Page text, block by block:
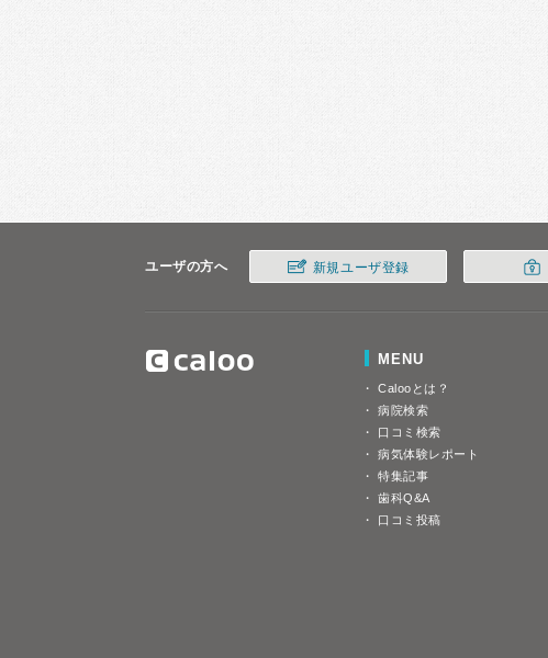
ユーザの方へ 新規ユーザ登録
MENU
Calooとは？
病院検索
口コミ検索
病気体験レポート
特集記事
歯科Q&A
口コミ投稿